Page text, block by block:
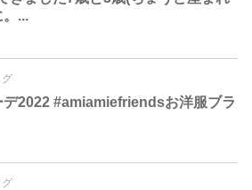
...
グ
2022 #amiamiefriendsお洋服ブラ
グ